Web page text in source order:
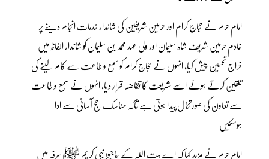
امام حرم نے حجاج کرام اور حرمین شریفین کی شاندار خدمات انجام دینے پر
خادم حرمین شریف شاہ سلیمان اور ولی عہد محمد بن سلیمان کو شاندار الفاظ میں
خراج تحسین پیش کیا، انہوں نے حجاج کرام کو سمع و طاعت سے کام لینے کی
تلقین کرتے ہوئے اسے شریعت کا تقاضہ قرار دیا، انہوں نے سمع و طاعت
سے تعاون کی صورتحال پیدا ہوتی ہے تاکہ مناسک حج آسانی سے ادا
ہوسکیں۔
امام حرم نے مزید کہا کہ اے بیت اللہ کے حاجیو! نبی کریم ﷺ عرفہ میں